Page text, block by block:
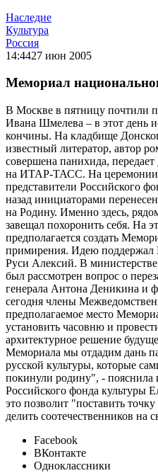
Наследие
Культура
Россия
14:4427 июн 2005
Мемориал
В Москве в пятницу почтили
Ивана Шмелева – в этот день
кончины. На кладбище
известный литератор, автор
совершена панихида, передает
на ИТАР-ТАСС. На церемонии
представители Российского
назад инициаторами
на Родину. Именно здесь,
завещал похоронить себя. На
предполагается создать
примирения. Идею поддержал
Руси Алексий. В
был рассмотрен вопрос о
генерала Антона Деникина и
сегодня члены
предполагаемое место
установить часовню и
архитектурное решение
Мемориала мы отдадим дань
русской культуры, которые
покинули родину", - пояснила
Российского фонда культуры
это позволит "поставить
делить соотечественников на
Facebook
ВКонтакте
Одноклассники